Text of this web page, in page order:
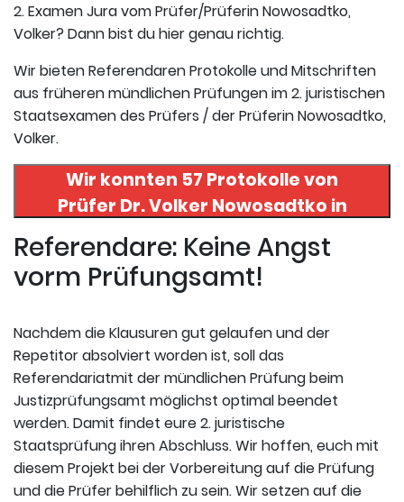
2. Examen Jura vom Prüfer/Prüferin Nowosadtko,
Volker? Dann bist du hier genau richtig.
Wir bieten Referendaren Protokolle und Mitschriften
aus früheren mündlichen Prüfungen im 2. juristischen
Staatsexamen des Prüfers / der Prüferin Nowosadtko,
Volker.
Wir konnten 57 Protokolle von
Prüfer Dr. Volker Nowosadtko in
uneserer Datenbank finden. Hier
registrieren und die Protokolle
abrufen.
Referendare: Keine Angst
vorm Prüfungsamt!
Nachdem die Klausuren gut gelaufen und der
Repetitor absolviert worden ist, soll das
Referendariatmit der mündlichen Prüfung beim
Justizprüfungsamt möglichst optimal beendet
werden. Damit findet eure 2. juristische
Staatsprüfung ihren Abschluss. Wir hoffen, euch mit
diesem Projekt bei der Vorbereitung auf die Prüfung
und die Prüfer behilflich zu sein. Wir setzen auf die